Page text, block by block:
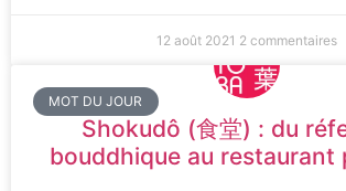
12 août 2021 2 commentaires
MOT DU JOUR
Shokudô (食堂) : du
bouddhique au restaurant